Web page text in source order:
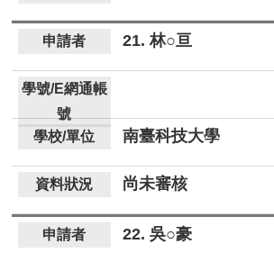
21. 林○亘
南臺科技大學
尚未審核
22. 吳○豪